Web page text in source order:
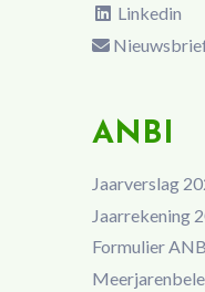
Linkedin
ANBI
Jaarverslag
Jaarrekening
Formulier